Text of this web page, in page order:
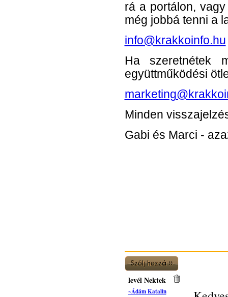
rá a portálon,
még jobbá tenni a
info@krakkoinfo.hu
Ha szeretnétek
együttműködési
Minden
Gabi és Marci -
levél Nektek
~Ádám Katalin